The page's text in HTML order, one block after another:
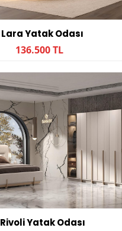
Lara Yatak Odası
136.500 TL
Rivoli Yatak Odası